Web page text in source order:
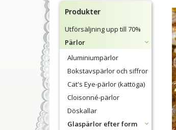
Produkter
Utförsäljning upp till 70%
Pärlor
Aluminiumpärlor
Bokstavspärlor och siffror
Cat's Eye-pärlor (kattöga)
Cloisonné-pärlor
Döskallar
Glaspärlor efter form